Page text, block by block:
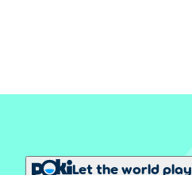
Let the world play